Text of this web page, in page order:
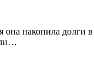
накопила долги